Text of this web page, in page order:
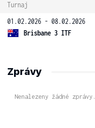
Turnaj
01.02.2026 - 08.02.2026
Brisbane 3 ITF
Zprávy
Nenalezeny žádné zprávy.